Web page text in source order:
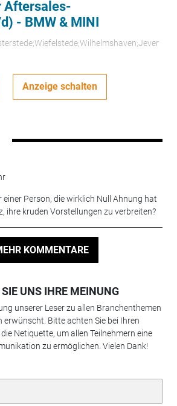
Aftersales-
- BMW & MINI
Anzeige schalten
einer Person, die wirklich Null Ahnung hat
ihre kruden Vorstellungen zu verbreiten?
KOMMENTARE
UNS IHRE MEINUNG
unserer Leser zu allen Branchenthemen
erwünscht. Bitte achten Sie bei Ihren
Netiquette, um allen Teilnehmern eine
zu ermöglichen. Vielen Dank!